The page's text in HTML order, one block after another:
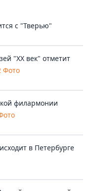
с "Тверью"
"ХХ век" отметит
Фото
филармонии
в Петербурге